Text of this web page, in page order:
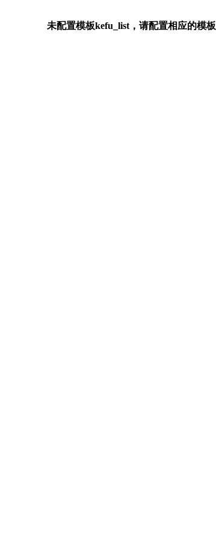
未配置模板kefu_list，请配置相应的模板